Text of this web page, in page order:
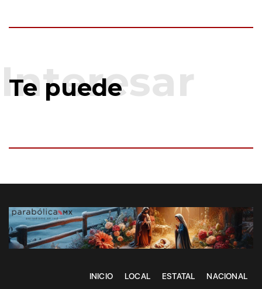
Te puede
INICIO LOCAL ESTATAL NACIONAL